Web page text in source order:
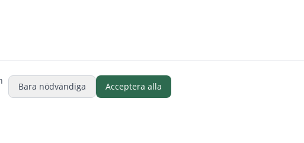
Bara nödvändiga Acceptera alla